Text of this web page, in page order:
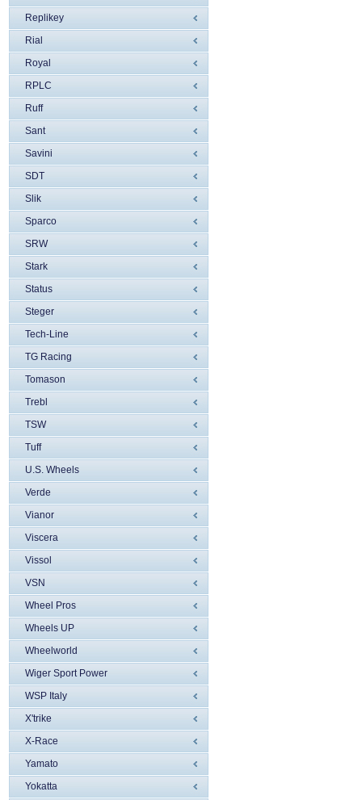
Replikey
Rial
Royal
RPLC
Ruff
Sant
Savini
SDT
Slik
Sparco
SRW
Stark
Status
Steger
Tech-Line
TG Racing
Tomason
Trebl
TSW
Tuff
U.S. Wheels
Verde
Vianor
Viscera
Vissol
VSN
Wheel Pros
Wheels UP
Wheelworld
Wiger Sport Power
WSP Italy
X'trike
X-Race
Yamato
Yokatta